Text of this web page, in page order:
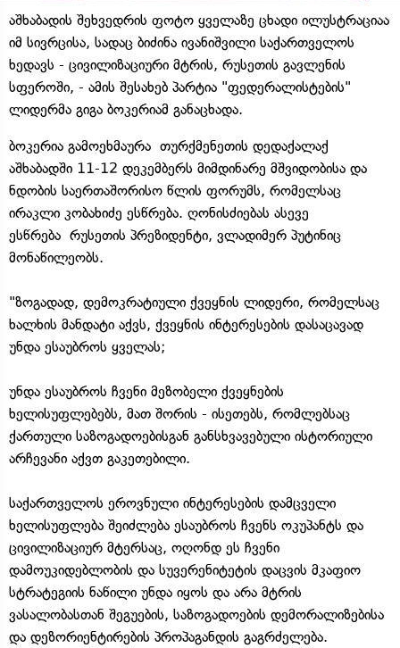
აშხაბადის შეხვედრის ფოტო ყველაზე ცხადი ილუსტრაციაა
იმ სივრცისა, სადაც ბიძინა ივანიშვილი საქართველოს
ხედავს - ცივილიზაციური მტრის, რუსეთის გავლენის
სფეროში, - ამის შესახებ პარტია "ფედერალისტების"
ლიდერმა გიგა ბოკერიამ განაცხადა.
ბოკერია გამოეხმაურა თურქმენეთის დედაქალაქ
აშხაბადში 11-12 დეკემბერს მიმდინარე მშვიდობისა და
ნდობის საერთაშორისო წლის ფორუმს, რომელსაც
ირაკლი კობახიძე ესწრება. ღონისძიებას ასევე
ესწრება რუსეთის პრეზიდენტი, ვლადიმერ პუტინიც
მონაწილეობს.
"ზოგადად, დემოკრატიული ქვეყნის ლიდერი, რომელსაც
ხალხის მანდატი აქვს, ქვეყნის ინტერესების დასაცავად
უნდა ესაუბროს ყველას;
უნდა ესაუბროს ჩვენი მეზობელი ქვეყნების
ხელისუფლებებს, მათ შორის - ისეთებს, რომლებსაც
ქართული საზოგადოებისგან განსხვავებული ისტორიული
არჩევანი აქვთ გაკეთებილი.
საქართველოს ეროვნული ინტერესების დამცველი
ხელისუფლება შეიძლება ესაუბროს ჩვენს ოკუპანტს და
ცივილიზაციურ მტერსაც, ოღონდ ეს ჩვენი
დამოუკიდებლობის და სუვერენიტეტის დაცვის მკაფიო
სტრატეგიის ნაწილი უნდა იყოს და არა მტრის
ვასალობასთან შეგუების, საზოგადოების დემორალიზებისა
და დეზორიენტირების პროპაგანდის გაგრძელება.